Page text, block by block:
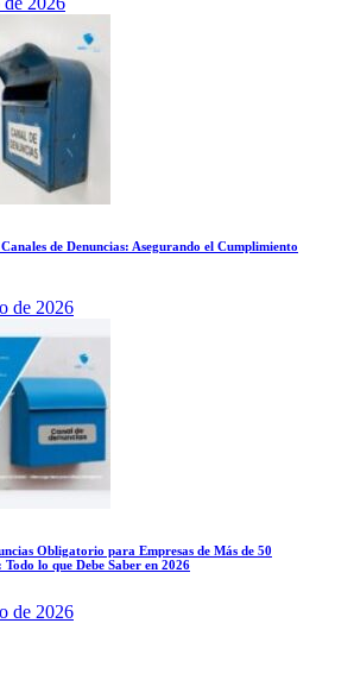
de Denuncias: Asegurando el Cumplimiento
de 2026
Obligatorio para Empresas de Más de 50
lo que Debe Saber en 2026
de 2026